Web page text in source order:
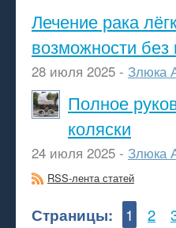
Лечение рака
возможности без
28 июля 2025 - Злюка
Полное
коляски
24 июля 2025 - Злюка
RSS-лента статей
Страницы: 1 2